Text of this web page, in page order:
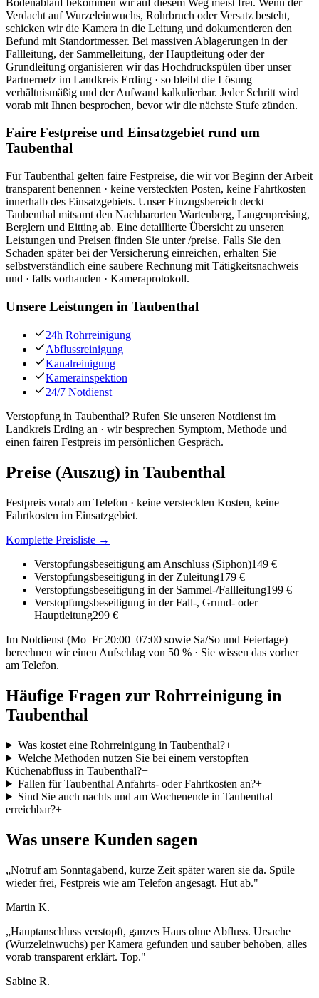
Verdacht auf Wurzeleinwuchs, Rohrbruch oder Versatz besteht,
schicken wir die Kamera in die Leitung und dokumentieren den
Befund mit Standortmesser. Bei massiven Ablagerungen in der
Fallleitung, der Sammelleitung, der Hauptleitung oder der
Grundleitung organisieren wir das Hochdruckspülen über unser
Partnernetz im Landkreis Erding · so bleibt die Lösung
verhältnismäßig und der Aufwand kalkulierbar. Jeder Schritt wird
vorab mit Ihnen besprochen, bevor wir die nächste Stufe zünden.
Faire Festpreise und Einsatzgebiet rund um
Taubenthal
Für Taubenthal gelten faire Festpreise, die wir vor Beginn der Arbeit
transparent benennen · keine versteckten Posten, keine Fahrtkosten
innerhalb des Einsatzgebiets. Unser Einzugsbereich deckt
Taubenthal mitsamt den Nachbarorten Wartenberg, Langenpreising,
Berglern und Eitting ab. Eine detaillierte Übersicht zu unseren
Leistungen und Preisen finden Sie unter /preise. Falls Sie den
Schaden später bei der Versicherung einreichen, erhalten Sie
selbstverständlich eine saubere Rechnung mit Tätigkeitsnachweis
und · falls vorhanden · Kameraprotokoll.
Unsere Leistungen in Taubenthal
24h Rohrreinigung
Abflussreinigung
Kanalreinigung
Kamerainspektion
24/7 Notdienst
Verstopfung in Taubenthal? Rufen Sie unseren Notdienst im
Landkreis Erding an · wir besprechen Symptom, Methode und
einen fairen Festpreis im persönlichen Gespräch.
Preise (Auszug) in Taubenthal
Festpreis vorab am Telefon · keine versteckten Kosten, keine
Fahrtkosten im Einsatzgebiet.
Komplette Preisliste →
Verstopfungsbeseitigung am Anschluss (Siphon)149 €
Verstopfungsbeseitigung in der Zuleitung179 €
Verstopfungsbeseitigung in der Sammel-/Fallleitung199 €
Verstopfungsbeseitigung in der Fall-, Grund- oder
Hauptleitung299 €
Im Notdienst (Mo–Fr 20:00–07:00 sowie Sa/So und Feiertage)
berechnen wir einen Aufschlag von 50 % · Sie wissen das vorher
am Telefon.
Häufige Fragen zur Rohrreinigung in
Taubenthal
Was kostet eine Rohrreinigung in Taubenthal?+
Welche Methoden nutzen Sie bei einem verstopften
Küchenabfluss in Taubenthal?+
Fallen für Taubenthal Anfahrts- oder Fahrtkosten an?+
Sind Sie auch nachts und am Wochenende in Taubenthal
erreichbar?+
Was unsere Kunden sagen
„Notruf am Sonntagabend, kurze Zeit später waren sie da. Spüle
wieder frei, Festpreis wie am Telefon angesagt. Hut ab."
Martin K.
„Hauptanschluss verstopft, ganzes Haus ohne Abfluss. Ursache
(Wurzeleinwuchs) per Kamera gefunden und sauber behoben, alles
vorab transparent erklärt. Top."
Sabine R.